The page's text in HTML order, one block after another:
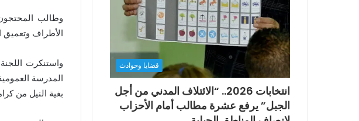
وطالب
الأطراف وتعميق
واستنكرت
المدرسة
بغية النيل من
قضايا وحوادث
انتخابات 2026.. “الائتلاف المدني من أجل
الجبل” يرفع عشرة مطالب أمام الأحزاب